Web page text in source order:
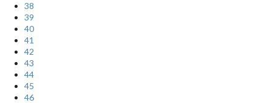
38
39
40
41
42
43
44
45
46